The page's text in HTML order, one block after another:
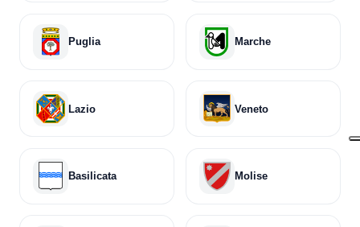
Puglia Marche
Lazio Veneto
Basilicata Molise